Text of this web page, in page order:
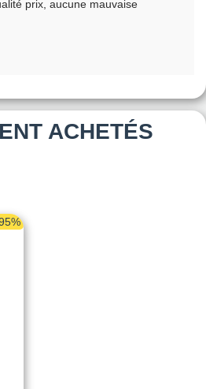
prix, aucune mauvaise
ACHETÉS